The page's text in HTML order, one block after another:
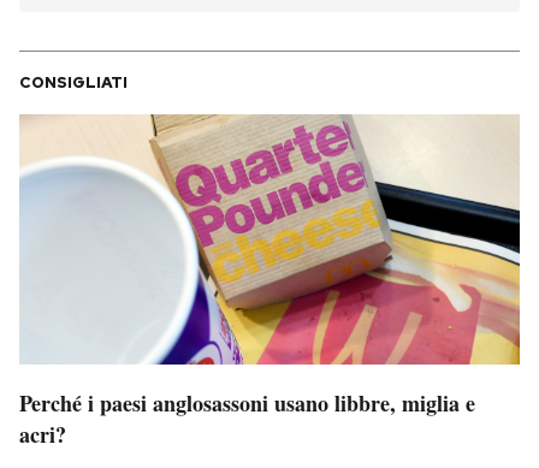
CONSIGLIATI
Perché i paesi anglosassoni usano libbre, miglia e
acri?